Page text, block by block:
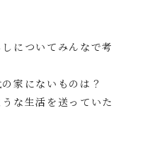
についてみんなで考
家にないものは？
な生活を送っていた